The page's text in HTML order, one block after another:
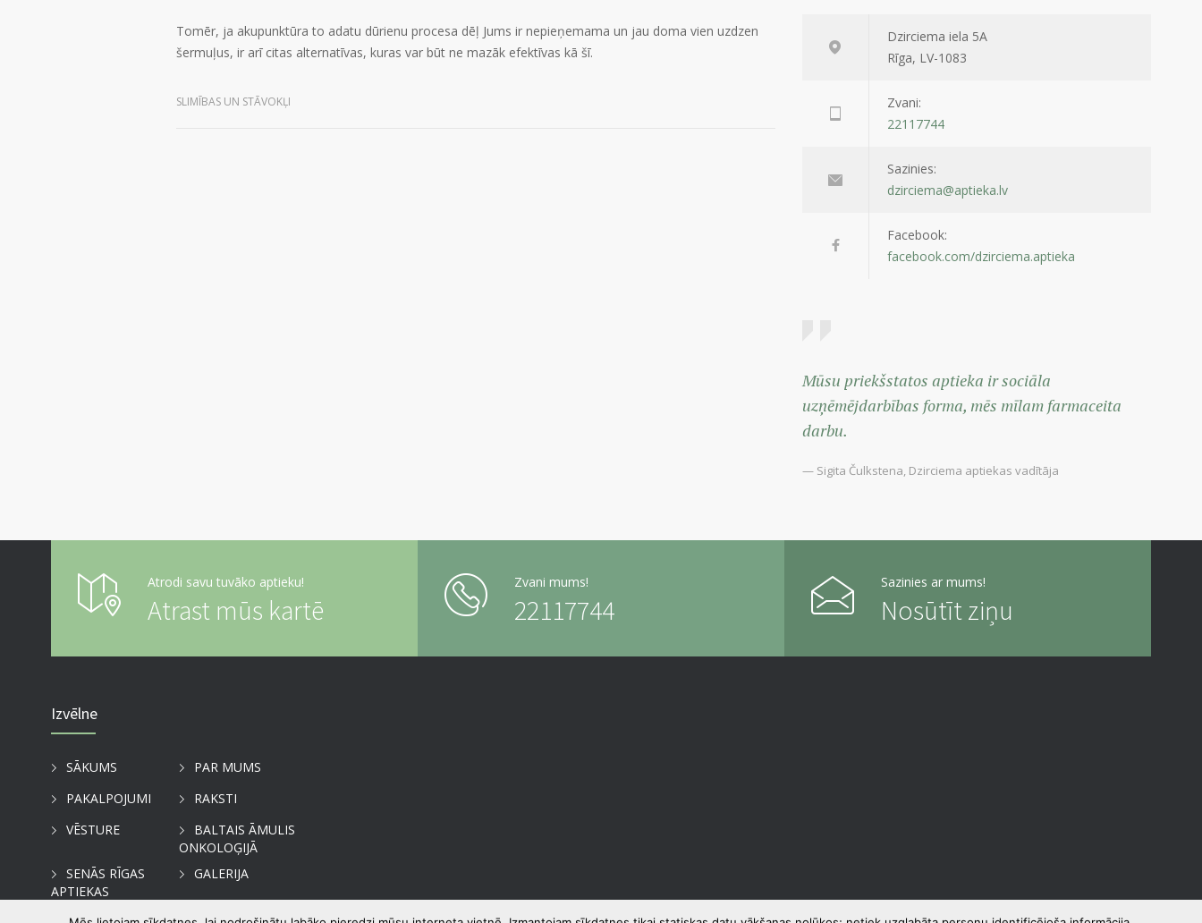
Tomēr, ja akupunktūra to adatu dūrienu procesa dēļ Jums ir nepieņemama un jau doma vien uzdzen
šermuļus, ir arī citas alternatīvas, kuras var būt ne mazāk efektīvas kā šī.
SLIMĪBAS UN STĀVOKĻI
Dzirciema iela 5A
Rīga, LV-1083
Zvani:
22117744
Sazinies:
dzirciema@aptieka.lv
Facebook:
facebook.com/dzirciema.aptieka
Mūsu priekšstatos aptieka ir sociāla
uzņēmējdarbības forma, mēs mīlam farmaceita
darbu.
— Sigita Čulkstena, Dzirciema aptiekas vadītāja
Atrodi savu tuvāko aptieku!
Atrast mūs kartē
Zvani mums!
22117744
Sazinies ar mums!
Nosūtīt ziņu
Izvēlne
SĀKUMS
PAR MUMS
PAKALPOJUMI
RAKSTI
VĒSTURE
BALTAIS ĀMULIS
ONKOLOĢIJĀ
SENĀS RĪGAS
APTIEKAS
GALERIJA
KONTAKTI